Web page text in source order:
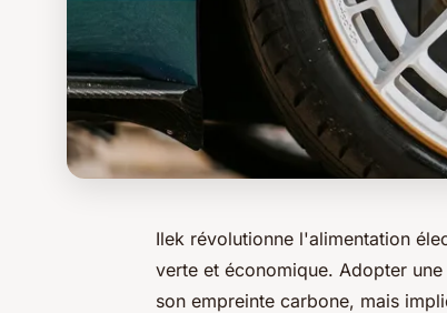
Ilek révolutionne l'alimentation
verte et économique. Adopter
son empreinte carbone, mais